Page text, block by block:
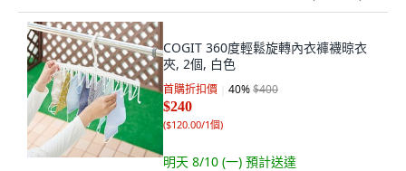
COGIT 360度輕鬆旋轉內衣褲襪晾衣
夾, 2個, 白色
首購折扣價 40%$400
$240
($120.00/1個)
明天 8/10 (一) 預計送達